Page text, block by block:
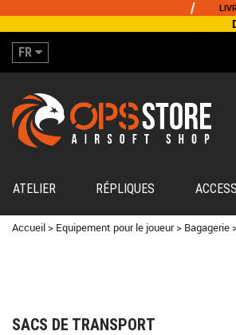
LIVRAISON
FR
ATELIER RÉPLIQUES
Accueil> Equipement pour le joueur> Bagagerie
SACS DE TRANSPORT